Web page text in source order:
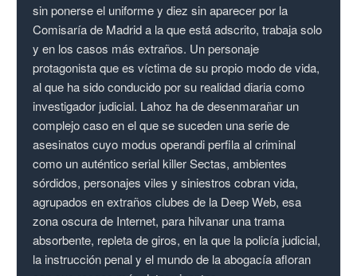
sin ponerse el uniforme y diez sin aparecer por la
Comisaría de Madrid a la que está adscrito, trabaja solo
y en los casos más extraños. Un personaje
protagonista que es víctima de su propio modo de vida,
al que ha sido conducido por su realidad diaria como
investigador judicial. Lahoz ha de desenmarañar un
complejo caso en el que se suceden una serie de
asesinatos cuyo modus operandi perfila al criminal
como un auténtico serial killer Sectas, ambientes
sórdidos, personajes viles y siniestros cobran vida,
agrupados en extraños clubes de la Deep Web, esa
zona oscura de Internet, para hilvanar una trama
absorbente, repleta de giros, en la que la policía judicial,
la instrucción penal y el mundo de la abogacía afloran